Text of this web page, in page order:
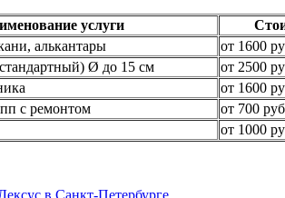
услуги
алькантары
от 1600
Ø до 15 см
от 2500
от 1600
с ремонтом
от 700
от 1000